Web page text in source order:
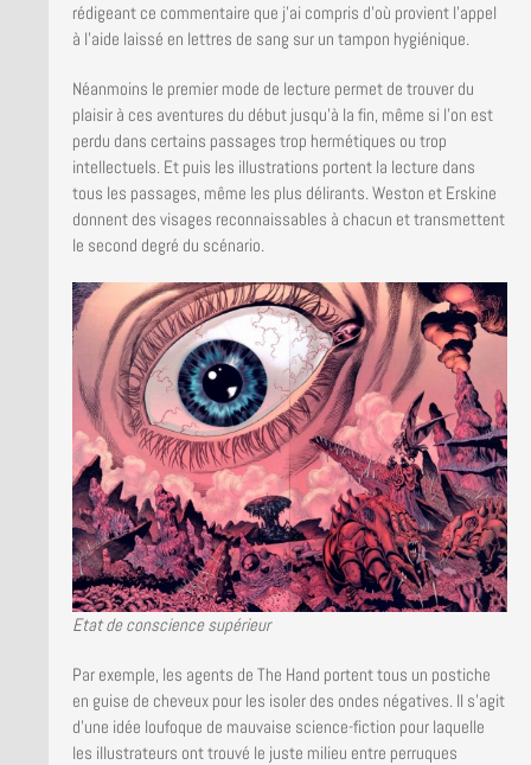
rédigeant ce commentaire que j’ai compris d’où provient l’appel
à l’aide laissé en lettres de sang sur un tampon hygiénique.
Néanmoins le premier mode de lecture permet de trouver du
plaisir à ces aventures du début jusqu’à la fin, même si l’on est
perdu dans certains passages trop hermétiques ou trop
intellectuels. Et puis les illustrations portent la lecture dans
tous les passages, même les plus délirants. Weston et Erskine
donnent des visages reconnaissables à chacun et transmettent
le second degré du scénario.
Etat de conscience supérieur
Par exemple, les agents de The Hand portent tous un postiche
en guise de cheveux pour les isoler des ondes négatives. Il s’agit
d’une idée loufoque de mauvaise science-fiction pour laquelle
les illustrateurs ont trouvé le juste milieu entre perruques